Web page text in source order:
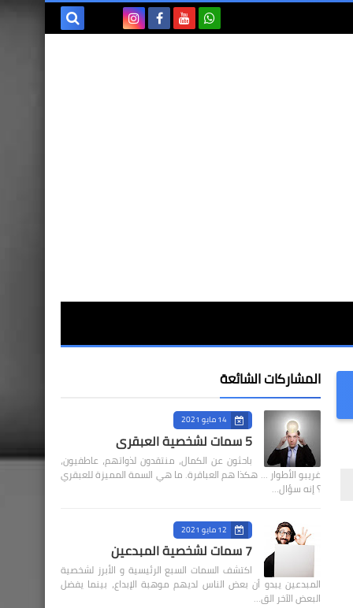
المشاركات الشائعة
14 مايو 2021
5 سمات لشخصية العبقري
باحثون عن الكمال، منتقدون لذواتهم، عاطفيون،
غريبو الأطوار ... هكذا هم العباقرة. ما هي السمة المميزة للعبقري
؟ إنه سؤال…
12 مايو 2021
7 سمات لشخصية المبدعين
اكتشف السمات السبع الرئيسية و الأبرز لشخصية
المبدعين يبدو أن بعض الناس لديهم موهبة الإبداع، بينما يفضل
البعض الآخر الق…